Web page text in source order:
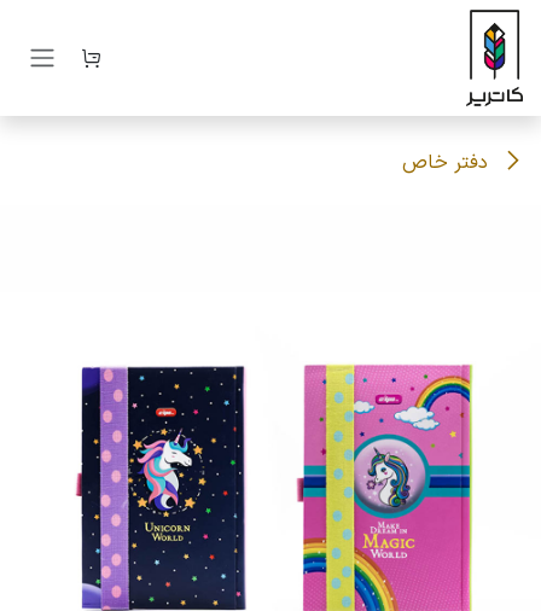
صرف نظر و مشاهده محتوا
دفتر خاص